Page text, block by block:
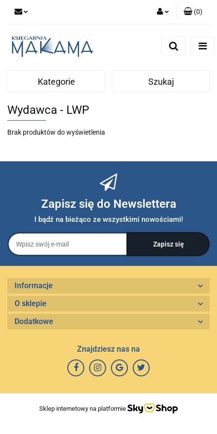
(0)
Kategorie Szukaj
Wydawca - LWP
Brak produktów do wyświetlenia
Zapisz się do Newslettera
I bądź na bieżąco ze wszystkimi nowościami!
Informacje
O sklepie
Dodatkowe
Znajdziesz nas na
Sklep internetowy na platformie